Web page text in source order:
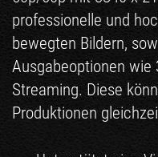
professionelle und
bewegten Bildern,
Ausgabeoptionen wie
Streaming. Diese
Produktionen